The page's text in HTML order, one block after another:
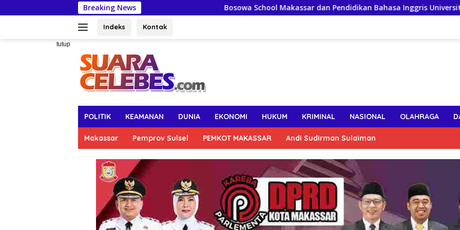
ke
Breaking News Bosowa School Makassar dan Pendidikan Bahasa Inggris Universitas Bosowa Jalin
Indeks Kontak
tutup
POLITIK KEAMANAN DUNIA EKONOMI HUKUM KRIMINAL NASIONAL OLAHRAGA
Makassar Pemprov Sulsel PEMKOT MAKASSAR Andi Sudirman Sulaiman